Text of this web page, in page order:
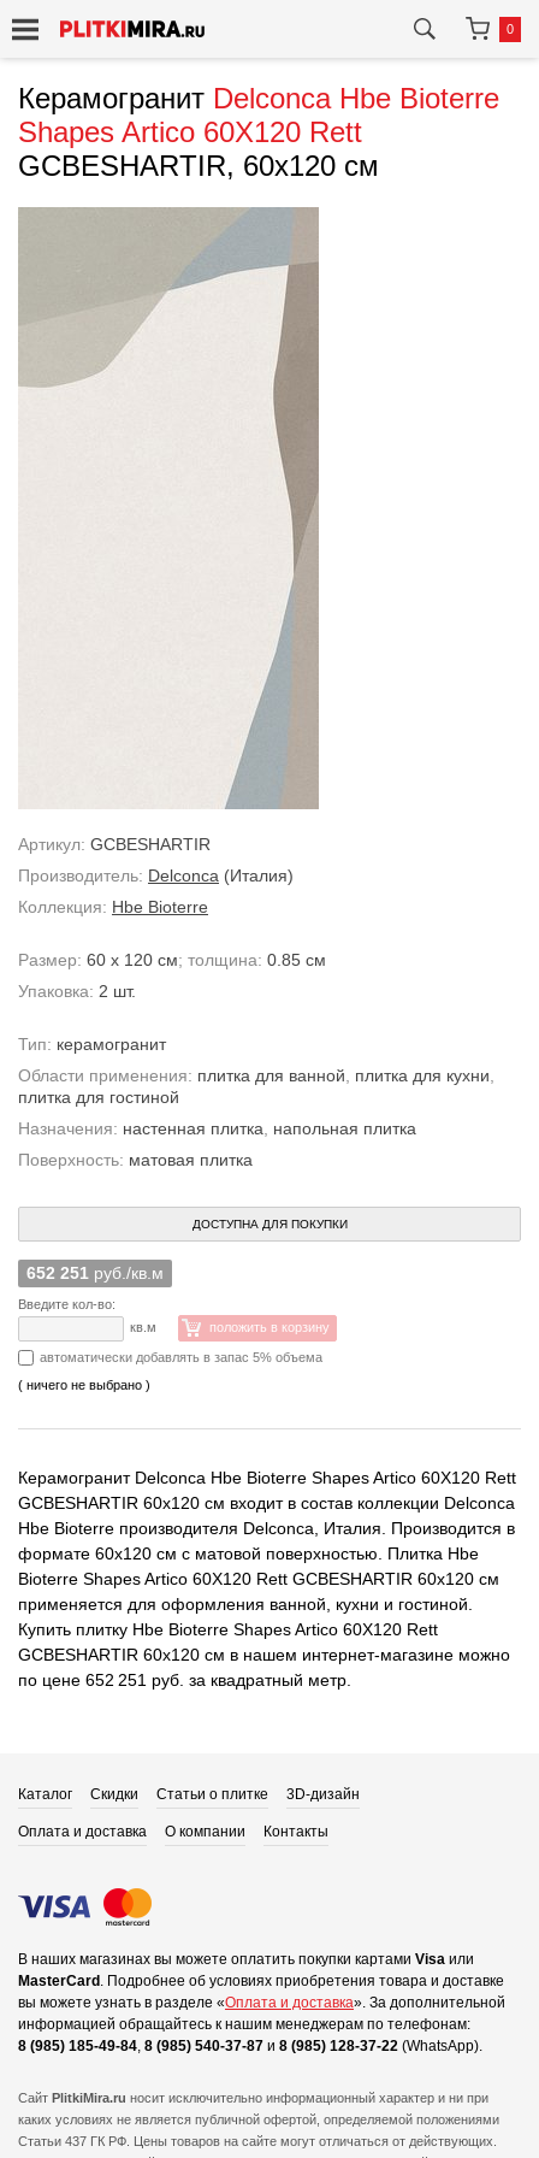
0
Керамогранит Delconca Hbe Bioterre
Shapes Artico 60X120 Rett
GCBESHARTIR, 60x120 см
Артикул: GCBESHARTIR
Производитель: Delconca (Италия)
Коллекция: Hbe Bioterre
Размер: 60 x 120 см; толщина: 0.85 см
Упаковка: 2 шт.
Тип: керамогранит
Области применения: плитка для ванной плитка для кухни
плитка для гостиной
Назначения: настенная плитка
напольная плитка
Поверхность: матовая плитка
ДОСТУПНА ДЛЯ ПОКУПКИ
652 251 руб./кв.м
Введите кол-во:
кв.м
положить в корзину
автоматически добавлять в запас 5% объема
( ничего не выбрано )
Керамогранит Delconca Hbe Bioterre Shapes Artico 60X120 Rett
GCBESHARTIR 60x120 см входит в состав коллекции Delconca
Hbe Bioterre производителя Delconca, Италия. Производится в
формате 60x120 см с матовой поверхностью. Плитка Hbe
Bioterre Shapes Artico 60X120 Rett GCBESHARTIR 60x120 см
применяется для оформления ванной, кухни и гостиной.
Купить плитку Hbe Bioterre Shapes Artico 60X120 Rett
GCBESHARTIR 60x120 см в нашем интернет-магазине можно
по цене 652 251 руб. за квадратный метр.
Каталог Скидки Статьи о плитке 3D-дизайн
Оплата и доставка О компании Контакты
В наших магазинах вы можете оплатить покупки картами Visa или
MasterCard . Подробнее об условиях приобретения товара и доставке
вы можете узнать в разделе «Оплата и доставка». За дополнительной
информацией обращайтесь к нашим менеджерам по телефонам:
8 (985) 185-49-84, 8 (985) 540-37-87 и 8 (985) 128-37-22 (WhatsApp).
Сайт PlitkiMira.ru носит исключительно информационный характер и ни при
каких условиях не является публичной офертой, определяемой положениями
Статьи 437 ГК РФ. Цены товаров на сайте могут отличаться от действующих.